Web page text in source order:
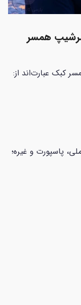
همسر
کبک عبارت‌اند از:
پاسپورت و غیره؛